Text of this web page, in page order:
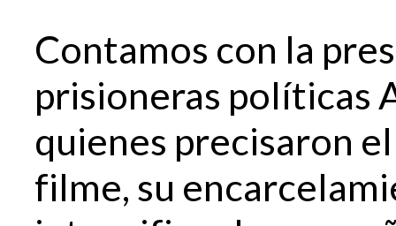
Contamos con la
prisioneras políticas
quienes precisaron
filme, su